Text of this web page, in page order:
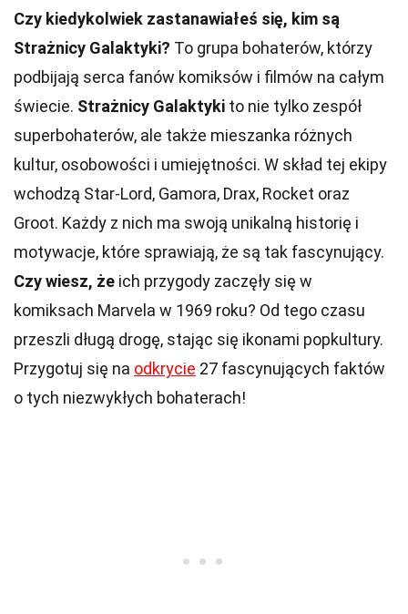
Czy kiedykolwiek zastanawiałeś się, kim są
Strażnicy Galaktyki? To grupa bohaterów, którzy
podbijają serca fanów komiksów i filmów na całym
świecie. Strażnicy Galaktyki to nie tylko zespół
superbohaterów, ale także mieszanka różnych
kultur, osobowości i umiejętności. W skład tej ekipy
wchodzą Star-Lord, Gamora, Drax, Rocket oraz
Groot. Każdy z nich ma swoją unikalną historię i
motywacje, które sprawiają, że są tak fascynujący.
Czy wiesz, że ich przygody zaczęły się w
komiksach Marvela w 1969 roku? Od tego czasu
przeszli długą drogę, stając się ikonami popkultury.
Przygotuj się na odkrycie 27 fascynujących faktów
o tych niezwykłych bohaterach!